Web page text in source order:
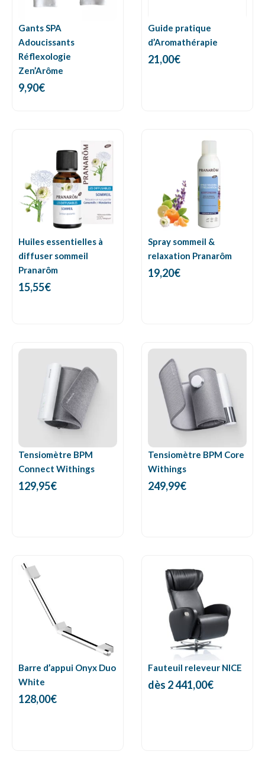
Gants SPA
Adoucissants
Réflexologie
Zen’Arôme
9,90€
Guide pratique
d’Aromathérapie
21,00€
Huiles essentielles à
diffuser sommeil
Pranarôm
15,55€
Spray sommeil &
relaxation Pranarôm
19,20€
Tensiomètre BPM
Connect Withings
129,95€
Tensiomètre BPM Core
Withings
249,99€
Barre d’appui Onyx Duo
White
128,00€
Fauteuil releveur NICE
dès 2 441,00€